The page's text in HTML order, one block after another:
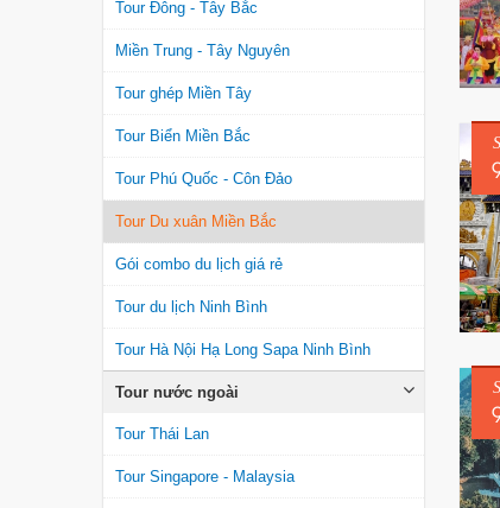
Tour Đông - Tây Bắc
Miền Trung - Tây Nguyên
Tour ghép Miền Tây
Tour Biển Miền Bắc
Tour Phú Quốc - Côn Đảo
Tour Du xuân Miền Bắc
Gói combo du lịch giá rẻ
Tour du lịch Ninh Bình
Tour Hà Nội Hạ Long Sapa Ninh Bình
Tour nước ngoài
Tour Thái Lan
Tour Singapore - Malaysia